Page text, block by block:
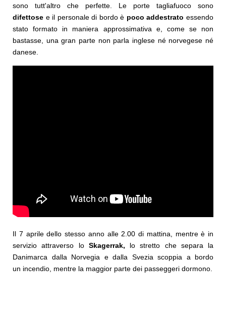
sono tutt'altro che perfette. Le porte tagliafuoco sono
difettose e il personale di bordo è poco addestrato essendo
stato formato in maniera approssimativa e, come se non
bastasse, una gran parte non parla inglese né norvegese né
danese.
Il 7 aprile dello stesso anno alle 2.00 di mattina, mentre è in
servizio attraverso lo Skagerrak, lo stretto che separa la
Danimarca dalla Norvegia e dalla Svezia scoppia a bordo
un incendio, mentre la maggior parte dei passeggeri dormono.